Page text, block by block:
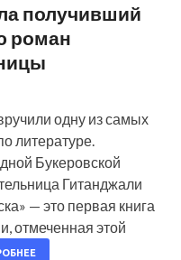
получивший
роман
одну из самых
литературе.
Букеровской
Гитанджали
— это первая книга
отмеченная этой